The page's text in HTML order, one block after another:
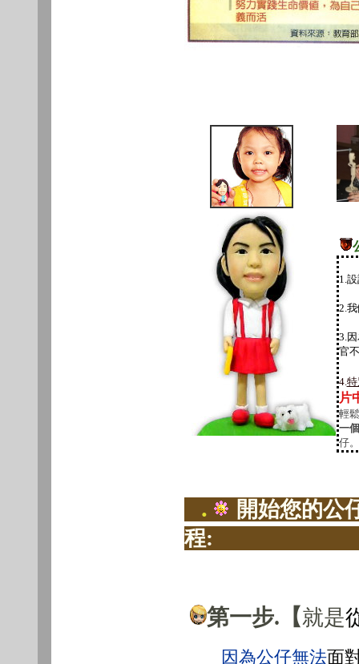
1.
2.
3.
官
4.特
片
輕
一
仔。
.
開始您的公
程:
第一步.【就是
因為公仔無法面